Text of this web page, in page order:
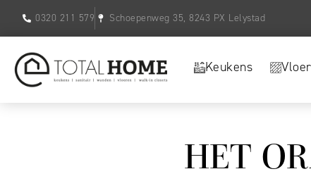
0320 211 579 Schoepenweg 35, 8243 PX Lelystad
Keukens
HET